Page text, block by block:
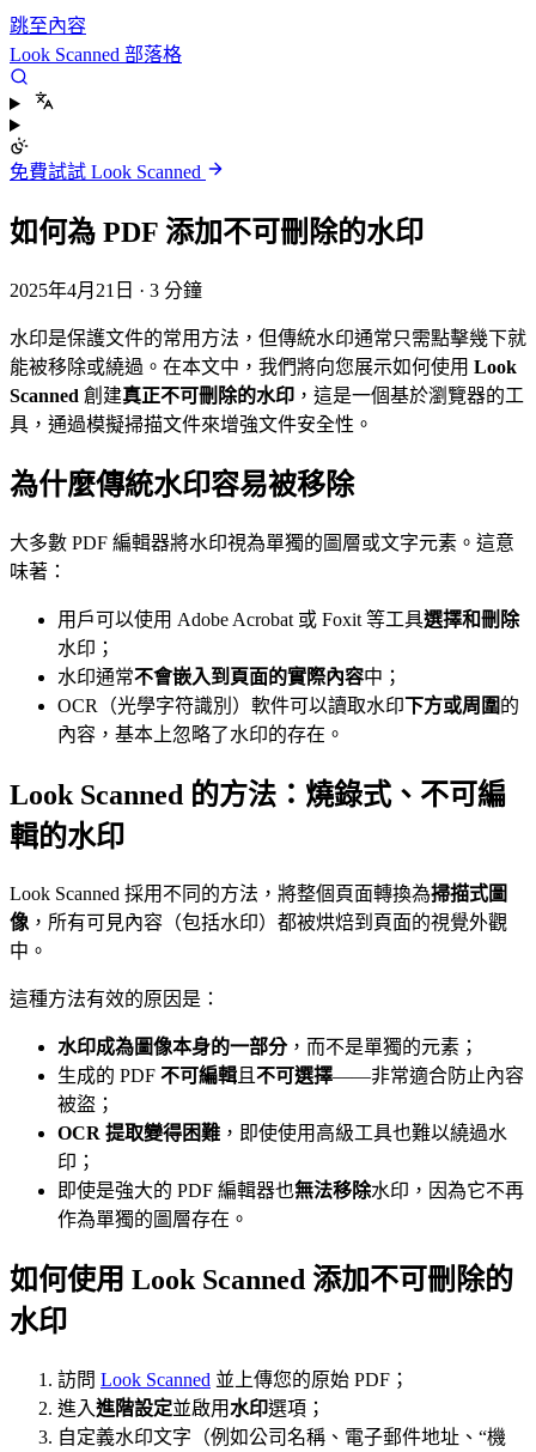
跳至內容
Look Scanned 部落格
免費試試 Look Scanned
如何為 PDF 添加不可刪除的水印
2025年4月21日 · 3 分鐘
水印是保護文件的常用方法，但傳統水印通常只需點擊幾下就
能被移除或繞過。在本文中，我們將向您展示如何使用 Look
Scanned 創建真正不可刪除的水印 ，這是一個基於瀏覽器的工
具，通過模擬掃描文件來增強文件安全性。
為什麼傳統水印容易被移除
大多數 PDF 編輯器將水印視為單獨的圖層或文字元素。這意
味著：
用戶可以使用 Adobe Acrobat 或 Foxit 等工具選擇和刪除
水印；
水印通常不會嵌入到頁面的實際內容中；
OCR（光學字符識別）軟件可以讀取水印下方或周圍的
內容，基本上忽略了水印的存在。
Look Scanned 的方法：燒錄式、不可編
輯的水印
Look Scanned 採用不同的方法，將整個頁面轉換為掃描式圖
像 ，所有可見內容（包括水印）都被烘焙到頁面的視覺外觀
中。
這種方法有效的原因是：
水印成為圖像本身的一部分，而不是單獨的元素；
生成的 PDF 不可編輯且不可選擇——非常適合防止內容
被盜；
OCR 提取變得困難 ，即使使用高級工具也難以繞過水
印；
即使是強大的 PDF 編輯器也無法移除水印，因為它不再
作為單獨的圖層存在。
如何使用 Look Scanned 添加不可刪除的
水印
訪問 Look Scanned 並上傳您的原始 PDF；
進入進階設定並啟用水印選項；
自定義水印文字（例如公司名稱、電子郵件地址、“機